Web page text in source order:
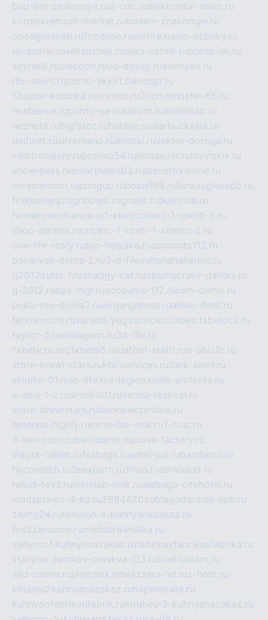
bud-em-znakomye.rua-cdc.ruelektrostal-news.ru
korolevremont-market.rubudem-znakomye.ru
oooagrosnab.rufpodaso.ruemfire.rupro-otdelky.ru
ukrasotki.ruseksuzbek.ruseks-uzbek.ruporno-vk.ru
sovratili.ruolecoon.ruvd-dosug.ruadonyev.ru
rbc-news.ruporno-skvirt.rukrospr.ru
13autor-kolonka.rusormol.ru2rich.ru hostel-65.ru
hostserve.ruporno-na-russkom.ru mishinlab.ru
neznobi.rubigfatcc.ru habble.rustarbucksvia.ru
delfinet.rusilvernano.ruelestal.ruvektor-doroga.ru
velotrenajery.rupronso54.ru lenasever.ru lovinskix.ru
show-pets.rusmartnews03.rudiscofoxworld.ru
miraclecoon.rupongup.ru hostel65.ru liura.ruglasspb.ru
firehunters.rugribowo.rugnalis.rubulkitula.ru
hometown-france.ru1-xbeticricetc-1-xbetti-5.ru
shop-garena.rucricetc-1-xbetr-1-xbetcc-2.ru
one-life-story.rutop-halyava.ruaccounts112.ru
poka-vse-doma-2.ru3-d-file.ru hahahaharms.ru
g2012.rutst-1.rushaggy-cat.ruopsmgr.ruev-gallery.ru
g-2012.ruops-mgr.ruaccounts-112.rucsm-demo.ru
poka-vse-doma2.ruairgungames.ruallseo-host.ru
tehosmotre.ruvarieta-yug.rucricetc1xbetr1xbetcc2.ru
raytor-d.ruatillagunn.ru3d-file.ru
1xbeticricetc1xbetti5.ruuafoot-statti.rue-abis1c.ru
store-brawl-stars.rukts-services.rudark-sand.ru
sindika-01.rusp-life.rux-legion.rusib-archives.ru
e-abis-1-c.rusindika01.ruvenda-festival.ru
store-brawlstars.rudooraleksandria.ru
antenna-highly.ru mine-lab-msk.ru1-mus.ru
3-sex-porn.ruban-damn.rupurse-factory.ru
viagra-tablet.rufasbags.ruadler-jun.rubandamn.ru
fincontech.ru3sexporn.ru1mus.rudarksand.ru
rebus-toys.ru minelab-msk.rualabuga-cityhotel.ru
medsprawo-4-ka.ru2864420.rublagodarenie-spb.ru
zajmy24.rutovudyi-4-kuhnyanazakaz.ru
brazzerscom.ru medsprawo4ka.ru
xehyroo5kuhnyanazakaz.rufabrikayfabrikaefabrika.ru
vskrytie-zamkov-moskva-113.rubiletnadom.ru
zed-online.rupimchax.rubrazzers-hd.ruz-host.ru
kitubeu2kuhnyanazakaz.ru naperekate.ru
kuhnyaofabrikaufabrik.rukitubeu-2-kuhnyanazakaz.ru